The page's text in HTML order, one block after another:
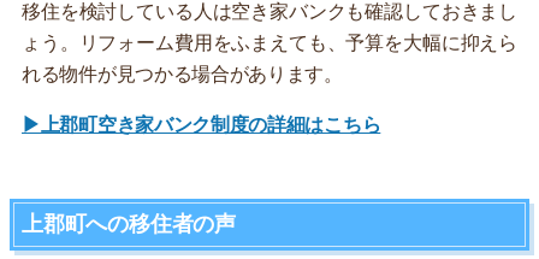
移住を検討している人は空き家バンクも確認しておきまし
ょう。リフォーム費用をふまえても、予算を大幅に抑えら
れる物件が見つかる場合があります。
▶上郡町空き家バンク制度の詳細はこちら
上郡町への移住者の声